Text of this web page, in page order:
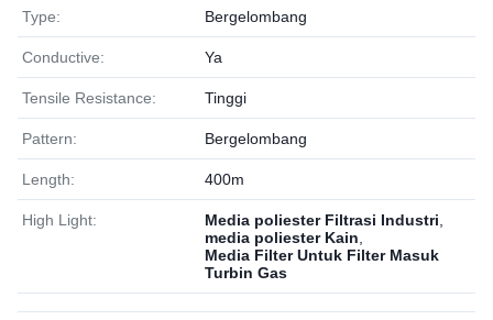
Type: Bergelombang
Conductive: Ya
Tensile Resistance: Tinggi
Pattern: Bergelombang
Length: 400m
High Light: Media poliester Filtrasi Industri
media poliester Kain
Media Filter Untuk Filter Masuk
Turbin Gas